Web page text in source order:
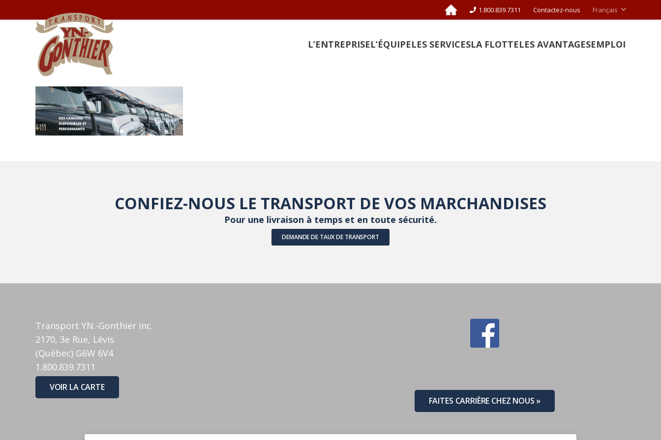
1.800.839.7311 Contactez-nous Français
L’ENTREPRISEL’ÉQUIPELES SERVICESLA FLOTTELES AVANTAGESEMPLOI
CONFIEZ-NOUS LE TRANSPORT DE VOS MARCHANDISES
Pour une livraison à temps et en toute sécurité.
DEMANDE DE TAUX DE TRANSPORT
Transport YN.-Gonthier inc.
2170, 3e Rue, Lévis
(Québec) G6W 6V4
1.800.839.7311
VOIR LA CARTE
FAITES CARRIÈRE CHEZ NOUS »